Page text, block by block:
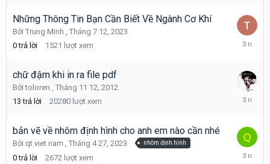
2024
Những Thông Tin Bạn Cần Biết Về Ngành Cơ Khí
Bởi Trung Minh , Tháng 7 12, 2023
0 trả lời 1521 lượt xem
Tháng
2023
chữ đậm khi in ra file pdf
Bởitoloren , Tháng 11 12, 2012
13 trả lời 20280 lượt xem
Tháng
2023
bản vẽ về nhôm định hình cho anh em nào cần nhé
Bởi qt viet nam , Tháng 4 27, 2023 nhôm định hình
0 trả lời 2672 lượt xem
Tháng